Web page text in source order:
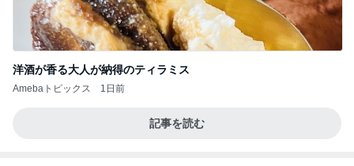
洋酒が香る大人が納得のティラミス
Amebaトピックス 1日前
記事を読む